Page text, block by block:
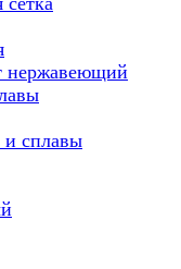
нержавеющий
и сплавы